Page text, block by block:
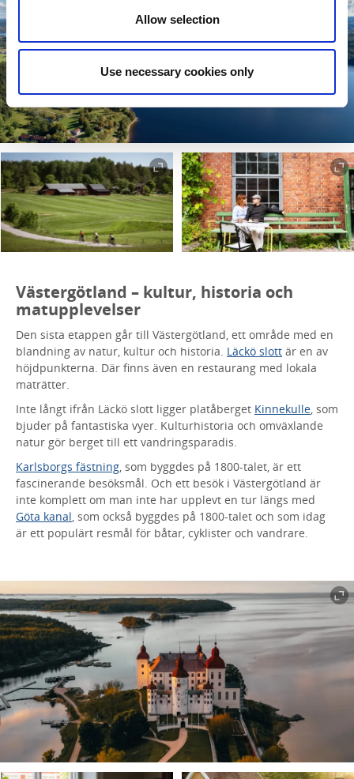
Allow selection
Use necessary cookies only
Västergötland – kultur, historia och
matupplevelser
Den sista etappen går till Västergötland, ett område med en
blandning av natur, kultur och historia. Läckö slott är en av
höjdpunkterna. Där finns även en restaurang med lokala
maträtter.
Inte långt ifrån Läckö slott ligger platåberget Kinnekulle, som
bjuder på fantastiska vyer. Kulturhistoria och omväxlande
natur gör berget till ett vandringsparadis.
Karlsborgs fästning, som byggdes på 1800-talet, är ett
fascinerande besöksmål. Och ett besök i Västergötland är
inte komplett om man inte har upplevt en tur längs med
Göta kanal, som också byggdes på 1800-talet och som idag
är ett populärt resmål för båtar, cyklister och vandrare.